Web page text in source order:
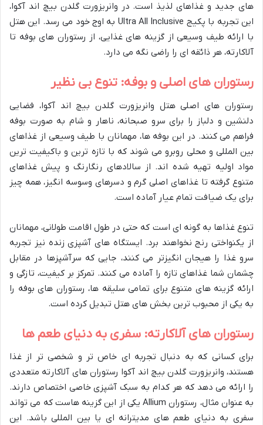
های جدید و غذاهای لذیذ است. در وانریزورت گلدن بیچ اند آکوا،
این تجربه با پکیج Ultra All Inclusive به اوج خود می رسد. این هتل
با ارائه طیف وسیعی از گزینه های غذایی، از رستوران های بوفه تا
آلاکارته، هر ذائقه ای را راضی نگه می دارد.
رستوران های اصلی و بوفه: تنوع بی نظیر
رستوران های اصلی هتل وانریزورت گلدن بیچ اند آکوا، فضایی
دلنشین و دلباز را برای سرو صبحانه، ناهار و شام به صورت بوفه
فراهم می کنند. در این بوفه ها، مهمانان با طیف وسیعی از غذاهای
بین المللی و محلی روبرو می شوند که با تازه ترین و باکیفیت ترین
مواد اولیه تهیه شده اند. از سالادهای رنگارنگ و پیش غذاهای
متنوع گرفته تا غذاهای اصلی گرم و دسرهای وسوسه انگیز، همه چیز
برای یک ضیافت تمام عیار آماده است.
تنوع غذاها به گونه ای است که حتی در طول اقامت طولانی، مهمانان
از یکنواختی رنج نخواهند برد. ایستگاه های آشپزی زنده نیز تجربه
سرو غذا را هیجان انگیزتر می کنند، جایی که سرآشپزها در مقابل
چشمان شما غذاهای تازه را آماده می کنند. تمرکز بر کیفیت، تازگی و
ارائه گزینه های متنوع برای تمامی سلیقه ها، رستوران های بوفه را
به یکی از محبوب ترین بخش های هتل تبدیل کرده است.
رستوران های آلاکارته: سفری به دنیای طعم ها
برای کسانی که به دنبال تجربه ای خاص تر و شخصی تر از غذا
هستند، وانریزورت گلدن بیچ اند آکوا رستوران های آلاکارته متعددی
را ارائه می دهد که هر کدام به سبک آشپزی خاصی اختصاص دارند.
به عنوان مثال، رستوران Allium یکی از این گزینه هاست که می تواند
سفری به دنیای طعم های مدیترانه ای یا بین المللی باشد. این